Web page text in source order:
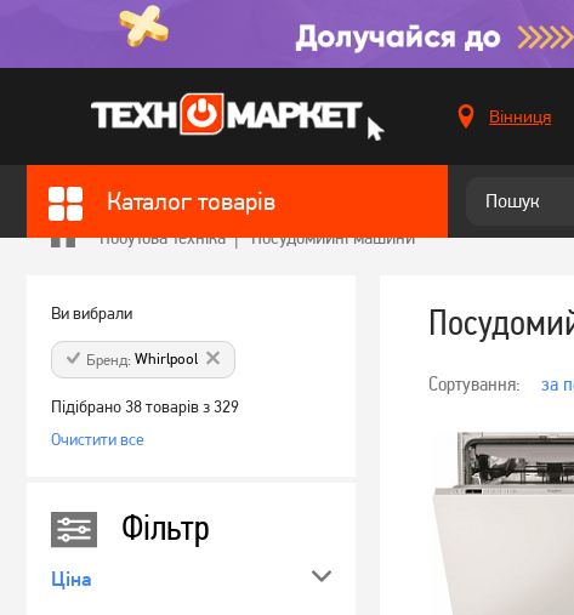
Вінниця
Каталог товарів
Побутова техніка Посудомийні машини
Ви вибрали
Бренд: Whirlpool
Підібрано 38 товарів з 329
Очистити все
Фільтр
Ціна
Сортування: за